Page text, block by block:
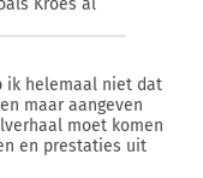
Kroes al
ik helemaal niet dat
maar aangeven
moet komen
en prestaties uit